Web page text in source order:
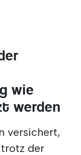
wie
werden
versichert,
der